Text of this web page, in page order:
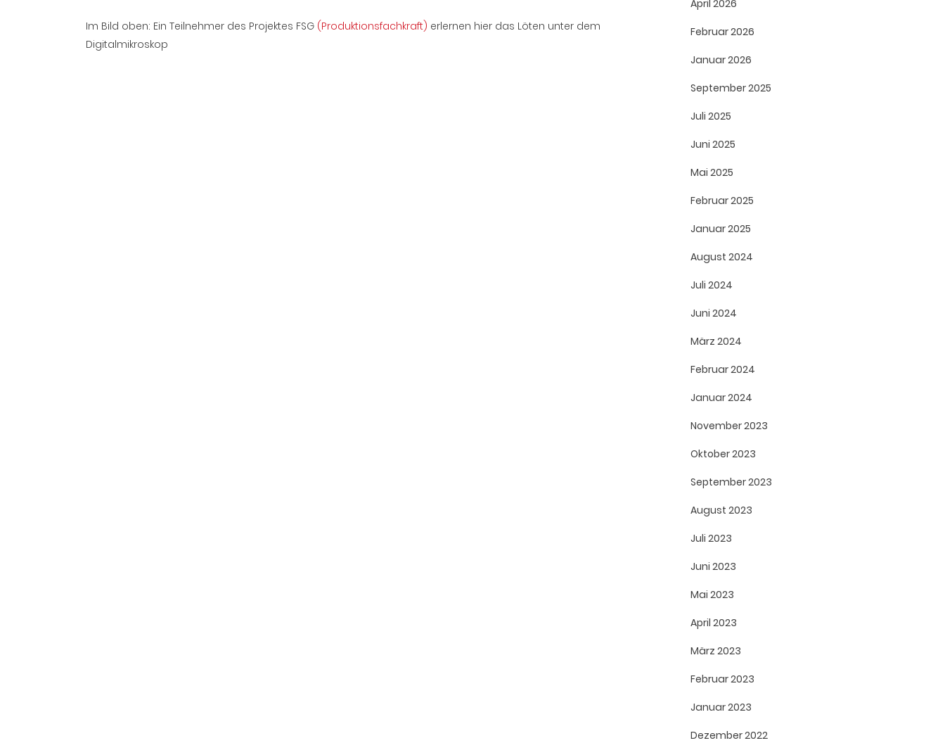
Im Bild oben: Ein Teilnehmer des Projektes FSG (Produktionsfachkraft) erlernen hier das Löten unter dem
Digitalmikroskop
April 2026
Februar 2026
Januar 2026
September 2025
Juli 2025
Juni 2025
Mai 2025
Februar 2025
Januar 2025
August 2024
Juli 2024
Juni 2024
März 2024
Februar 2024
Januar 2024
November 2023
Oktober 2023
September 2023
August 2023
Juli 2023
Juni 2023
Mai 2023
April 2023
März 2023
Februar 2023
Januar 2023
Dezember 2022